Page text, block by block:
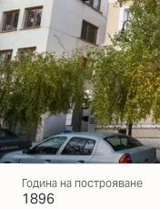
Година на построяване
1896